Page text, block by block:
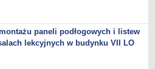
paneli podłogowych i listew
lekcyjnych w budynku VII LO